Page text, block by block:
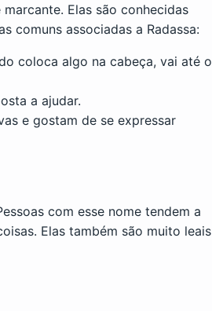
Elas são conhecidas
comuns associadas a Radassa:
coloca algo na cabeça, vai até o
a ajudar.
e gostam de se expressar
com esse nome tendem a
Elas também são muito leais